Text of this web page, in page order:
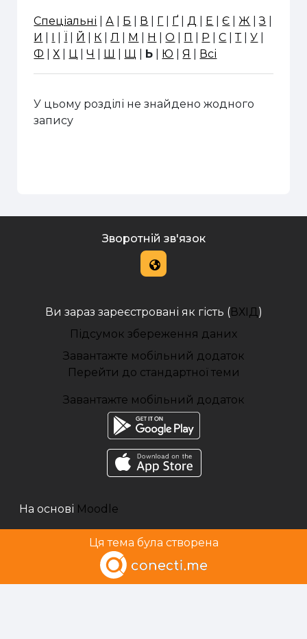
Спеціальні |А Б В Г Ґ Д Е |Є Ж |З
И
І Ї Й К Л М Н |О П Р |С |Т |У
Ф |Х Ц |Ч Ш Щ Ь Ю |Я Всі
У цьому розділі не знайдено жодного
запису
Зворотній зв'язок
Ви зараз зареєстровані як гість (ВХІД )
Підсумок збереження даних
Завантажте мобільний додаток
Перейти до стандартної теми
Завантажте мобільний додаток
На основі Moodle
Ця тема була створена